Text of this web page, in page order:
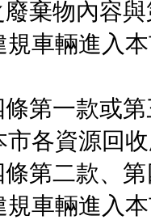
物內容與
車輛進入
一款或第
各資源回
二款、第
車輛進入